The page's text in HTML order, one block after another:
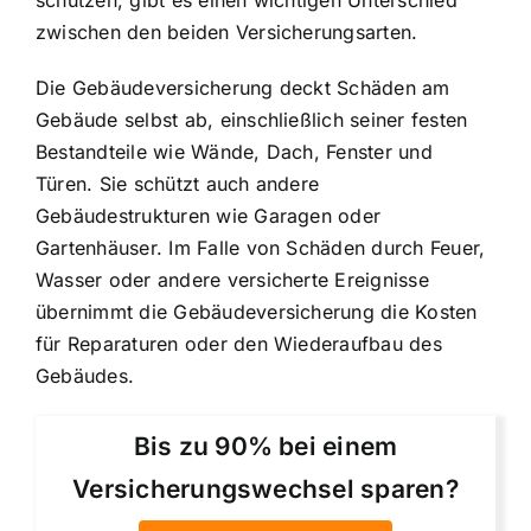
zwischen den beiden Versicherungsarten.
Die Gebäudeversicherung deckt Schäden am
Gebäude selbst ab, einschließlich seiner festen
Bestandteile wie Wände, Dach, Fenster und
Türen. Sie schützt auch andere
Gebäudestrukturen wie Garagen oder
Gartenhäuser. Im Falle von Schäden durch Feuer,
Wasser oder andere versicherte Ereignisse
übernimmt die Gebäudeversicherung die Kosten
für Reparaturen oder den Wiederaufbau des
Gebäudes.
Bis zu 90% bei einem
Versicherungswechsel sparen?